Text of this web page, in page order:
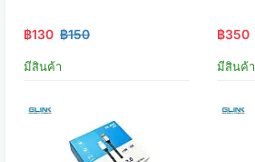
฿130 ฿150
มีสินค้า
฿350
มีสินค้า